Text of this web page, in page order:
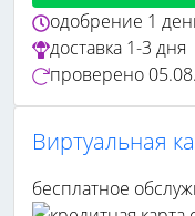
одобрение 1
доставка 1-3 дня
проверено
Виртуальная
бесплатное